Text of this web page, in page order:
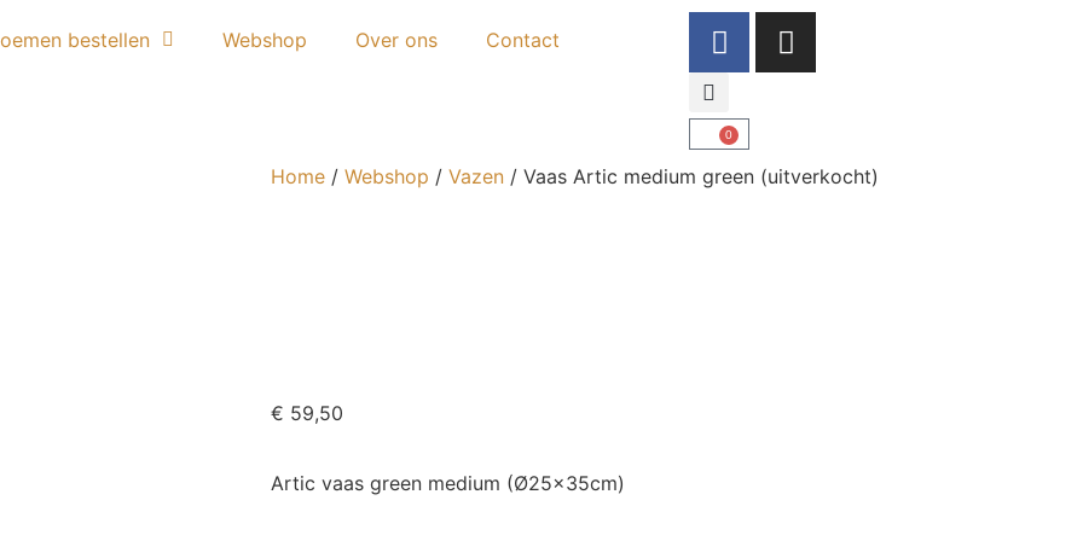
bestellen Webshop Over ons Contact
0
Home / Webshop / Vazen / Vaas Artic medium green (uitverkocht)
€ 59,50
Artic vaas green medium (Ø25x35cm)